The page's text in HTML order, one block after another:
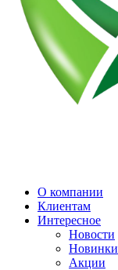
О компании
Клиентам
Интересное
Новости
Новинки
Акции